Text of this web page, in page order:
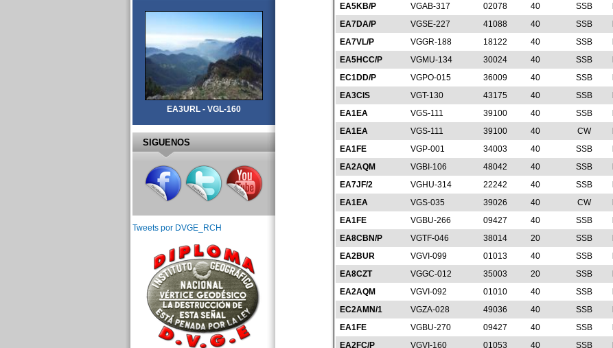
EA5KB/P
VGAB-317 02078 40 SSB
EA7DA/P
VGSE-227 41088 40 SSB
EA7VL/P
VGGR-188 18122 40 SSB
EA5HCC/P
VGMU-134 30024 40 SSB
EC1DD/P
VGPO-015 36009 40 SSB
EA3CIS
VGT-130 43175 40 SSB
EA1EA
VGS-111 39100 40 SSB
EA1EA
VGS-111 39100 40 CW
EA1FE
VGP-001 34003 40 SSB
EA2AQM
VGBI-106 48042 40 SSB
EA7JF/2
VGHU-314 22242 40 SSB
EA1EA
VGS-035 39026 40 CW
EA1FE
VGBU-266 09427 40 SSB
EA8CBN/P
VGTF-046 38014 20 SSB
EA2BUR
VGVI-099 01013 40 SSB
EA8CZT
VGGC-012 35003 20 SSB
EA2AQM
VGVI-092 01010 40 SSB
EC2AMN/1
VGZA-028 49036 40 SSB
EA1FE
VGBU-270 09427 40 SSB
EA2FC/P
VGVI-160 01053 40 SSB
EA3URL - VGL-160
SIGUENOS
Tweets por DVGE_RCH